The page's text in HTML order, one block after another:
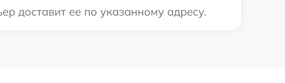
доставит ее по указанному адресу.